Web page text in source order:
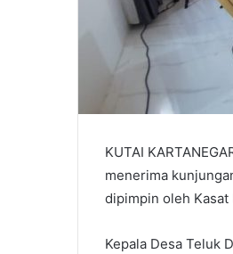
KUTAI
menerima
dipimpin oleh Kasat
Kepala Desa Teluk